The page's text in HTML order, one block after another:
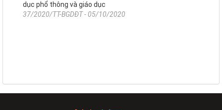
dục phổ thông và giáo dục
37/2020/TT-BGDĐT - 05/10/2020